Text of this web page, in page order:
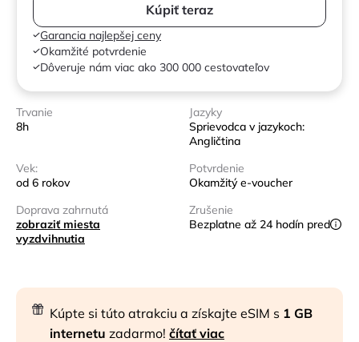
Kúpiť teraz
Garancia najlepšej ceny
Okamžité potvrdenie
Dôveruje nám viac ako 300 000 cestovateľov
Trvanie
8h
Jazyky
Sprievodca v jazykoch:
Angličtina
Vek:
od 6 rokov
Potvrdenie
Okamžitý e-voucher
Doprava zahrnutá
zobraziť miesta
vyzdvihnutia
Zrušenie
Bezplatne až 24 hodín pred
Kúpte si túto atrakciu a získajte eSIM s 1 GB
internetu zadarmo! čítať viac